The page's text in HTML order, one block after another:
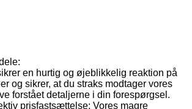
en hurtig og øjeblikkelig reaktion på
og sikrer, at du straks modtager vores
forstået detaljerne i din forespørgsel.
prisfastsættelse: Vores magre